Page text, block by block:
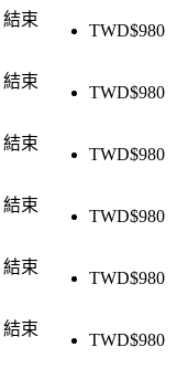
結束
TWD$980
結束
TWD$980
結束
TWD$980
結束
TWD$980
結束
TWD$980
結束
TWD$980